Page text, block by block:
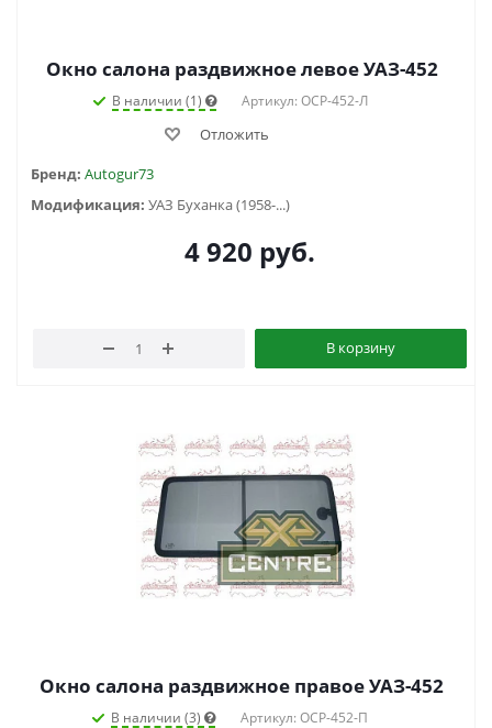
Окно салона раздвижное левое УАЗ-452
В наличии (1) Артикул: ОСР-452-Л
Отложить
Бренд: Autogur73
Модификация: УАЗ Буханка (1958-...)
4 920 руб.
В корзину
Окно салона раздвижное правое УАЗ-452
В наличии (3) Артикул: ОСР-452-П